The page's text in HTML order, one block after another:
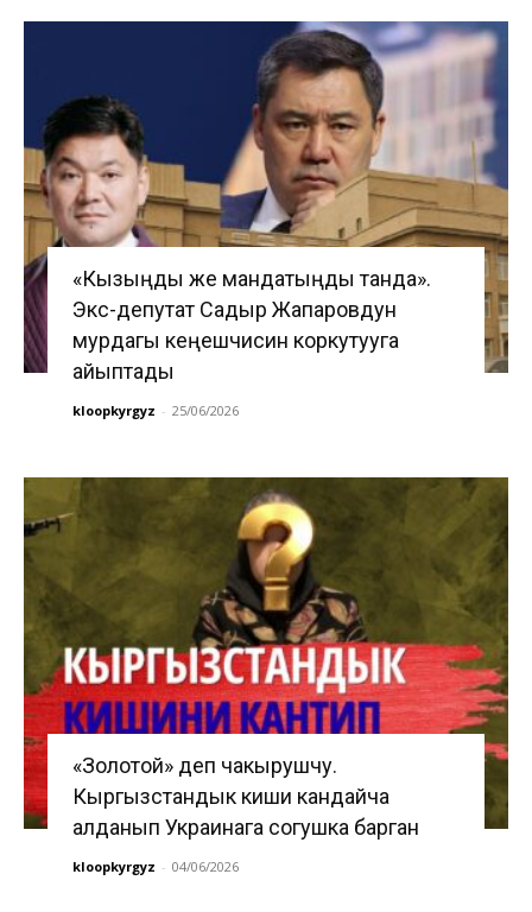
«Кызыңды же мандатыңды танда».
Экс-депутат Садыр Жапаровдун
мурдагы кеңешчисин коркутууга
айыптады
kloopkyrgyz - 25/06/2026
«Золотой» деп чакырушчу.
Кыргызстандык киши кандайча
алданып Украинага согушка барган
kloopkyrgyz - 04/06/2026